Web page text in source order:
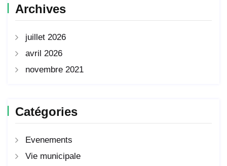
Archives
juillet 2026
avril 2026
novembre 2021
Catégories
Evenements
Vie municipale